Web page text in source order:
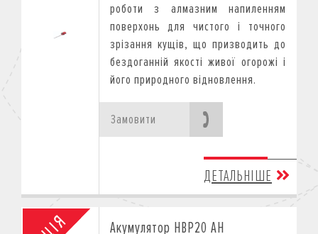
роботи з алмазним напиленням
поверхонь для чистого і точного
зрізання кущів, що призводить до
бездоганній якості живої огорожі і
його природного відновлення.
Замовити
ДЕТАЛЬНІШЕ
Акумулятор HBP20 AH